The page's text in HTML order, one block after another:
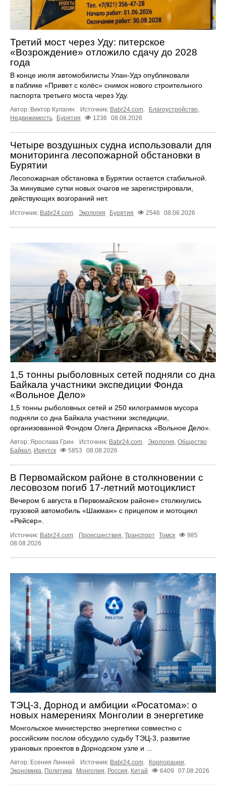
Третий мост через Уду: питерское
«Возрождение» отложило сдачу до 2028
года
В конце июля автомобилисты Улан-Удэ опубликовали
в паблике «Привет с колёс» снимок нового строительного
паспорта третьего моста через Уду.
Автор: Виктор Кулагин. Источник: Babr24.com. Благоустройство,
Недвижимость
Бурятия 1236 08.08.2026
Четыре воздушных судна использовали для
мониторинга лесопожарной обстановки в
Бурятии
Лесопожарная обстановка в Бурятии остается стабильной.
За минувшие сутки новых очагов не зарегистрировали,
действующих возгораний нет.
Источник: Babr24.com. Экология Бурятия 2546 08.08.2026
1,5 тонны рыболовных сетей подняли со дна
Байкала участники экспедиции Фонда
«Вольное Дело»
1,5 тонны рыболовных сетей и 250 килограммов мусора
подняли со дна Байкала участники экспедиции,
организованной Фондом Олега Дерипаска «Вольное Дело».
Автор: Ярослава Грин. Источник: Babr24.com. Экология, Общество
Байкал, Иркутск 5853 08.08.2026
В Первомайском районе в столкновении с
лесовозом погиб 17-летний мотоциклист
Вечером 6 августа в Первомайском районе» столкнулись
грузовой автомобиль «Шакман» с прицепом и мотоцикл
«Рейсер».
Источник: Babr24.com. Происшествия, Транспорт Томск
985
08.08.2026
ТЭЦ-3, Дорнод и амбиции «Росатома»: о
новых намерениях Монголии в энергетике
Монгольское министерство энергетики совместно с
российским послом обсудило судьбу ТЭЦ‑3, развитие
урановых проектов в Дорнодском узле и ...
Автор: Есения Линней. Источник: Babr24.com. Корпорации,
Экономика, Политика Монголия, Россия, Китай 6409 07.08.2026